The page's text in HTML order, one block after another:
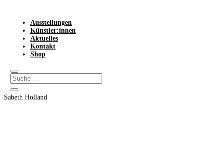
Ausstellungen
Künstler:innen
Aktuelles
Kontakt
Shop
Sabeth Holland